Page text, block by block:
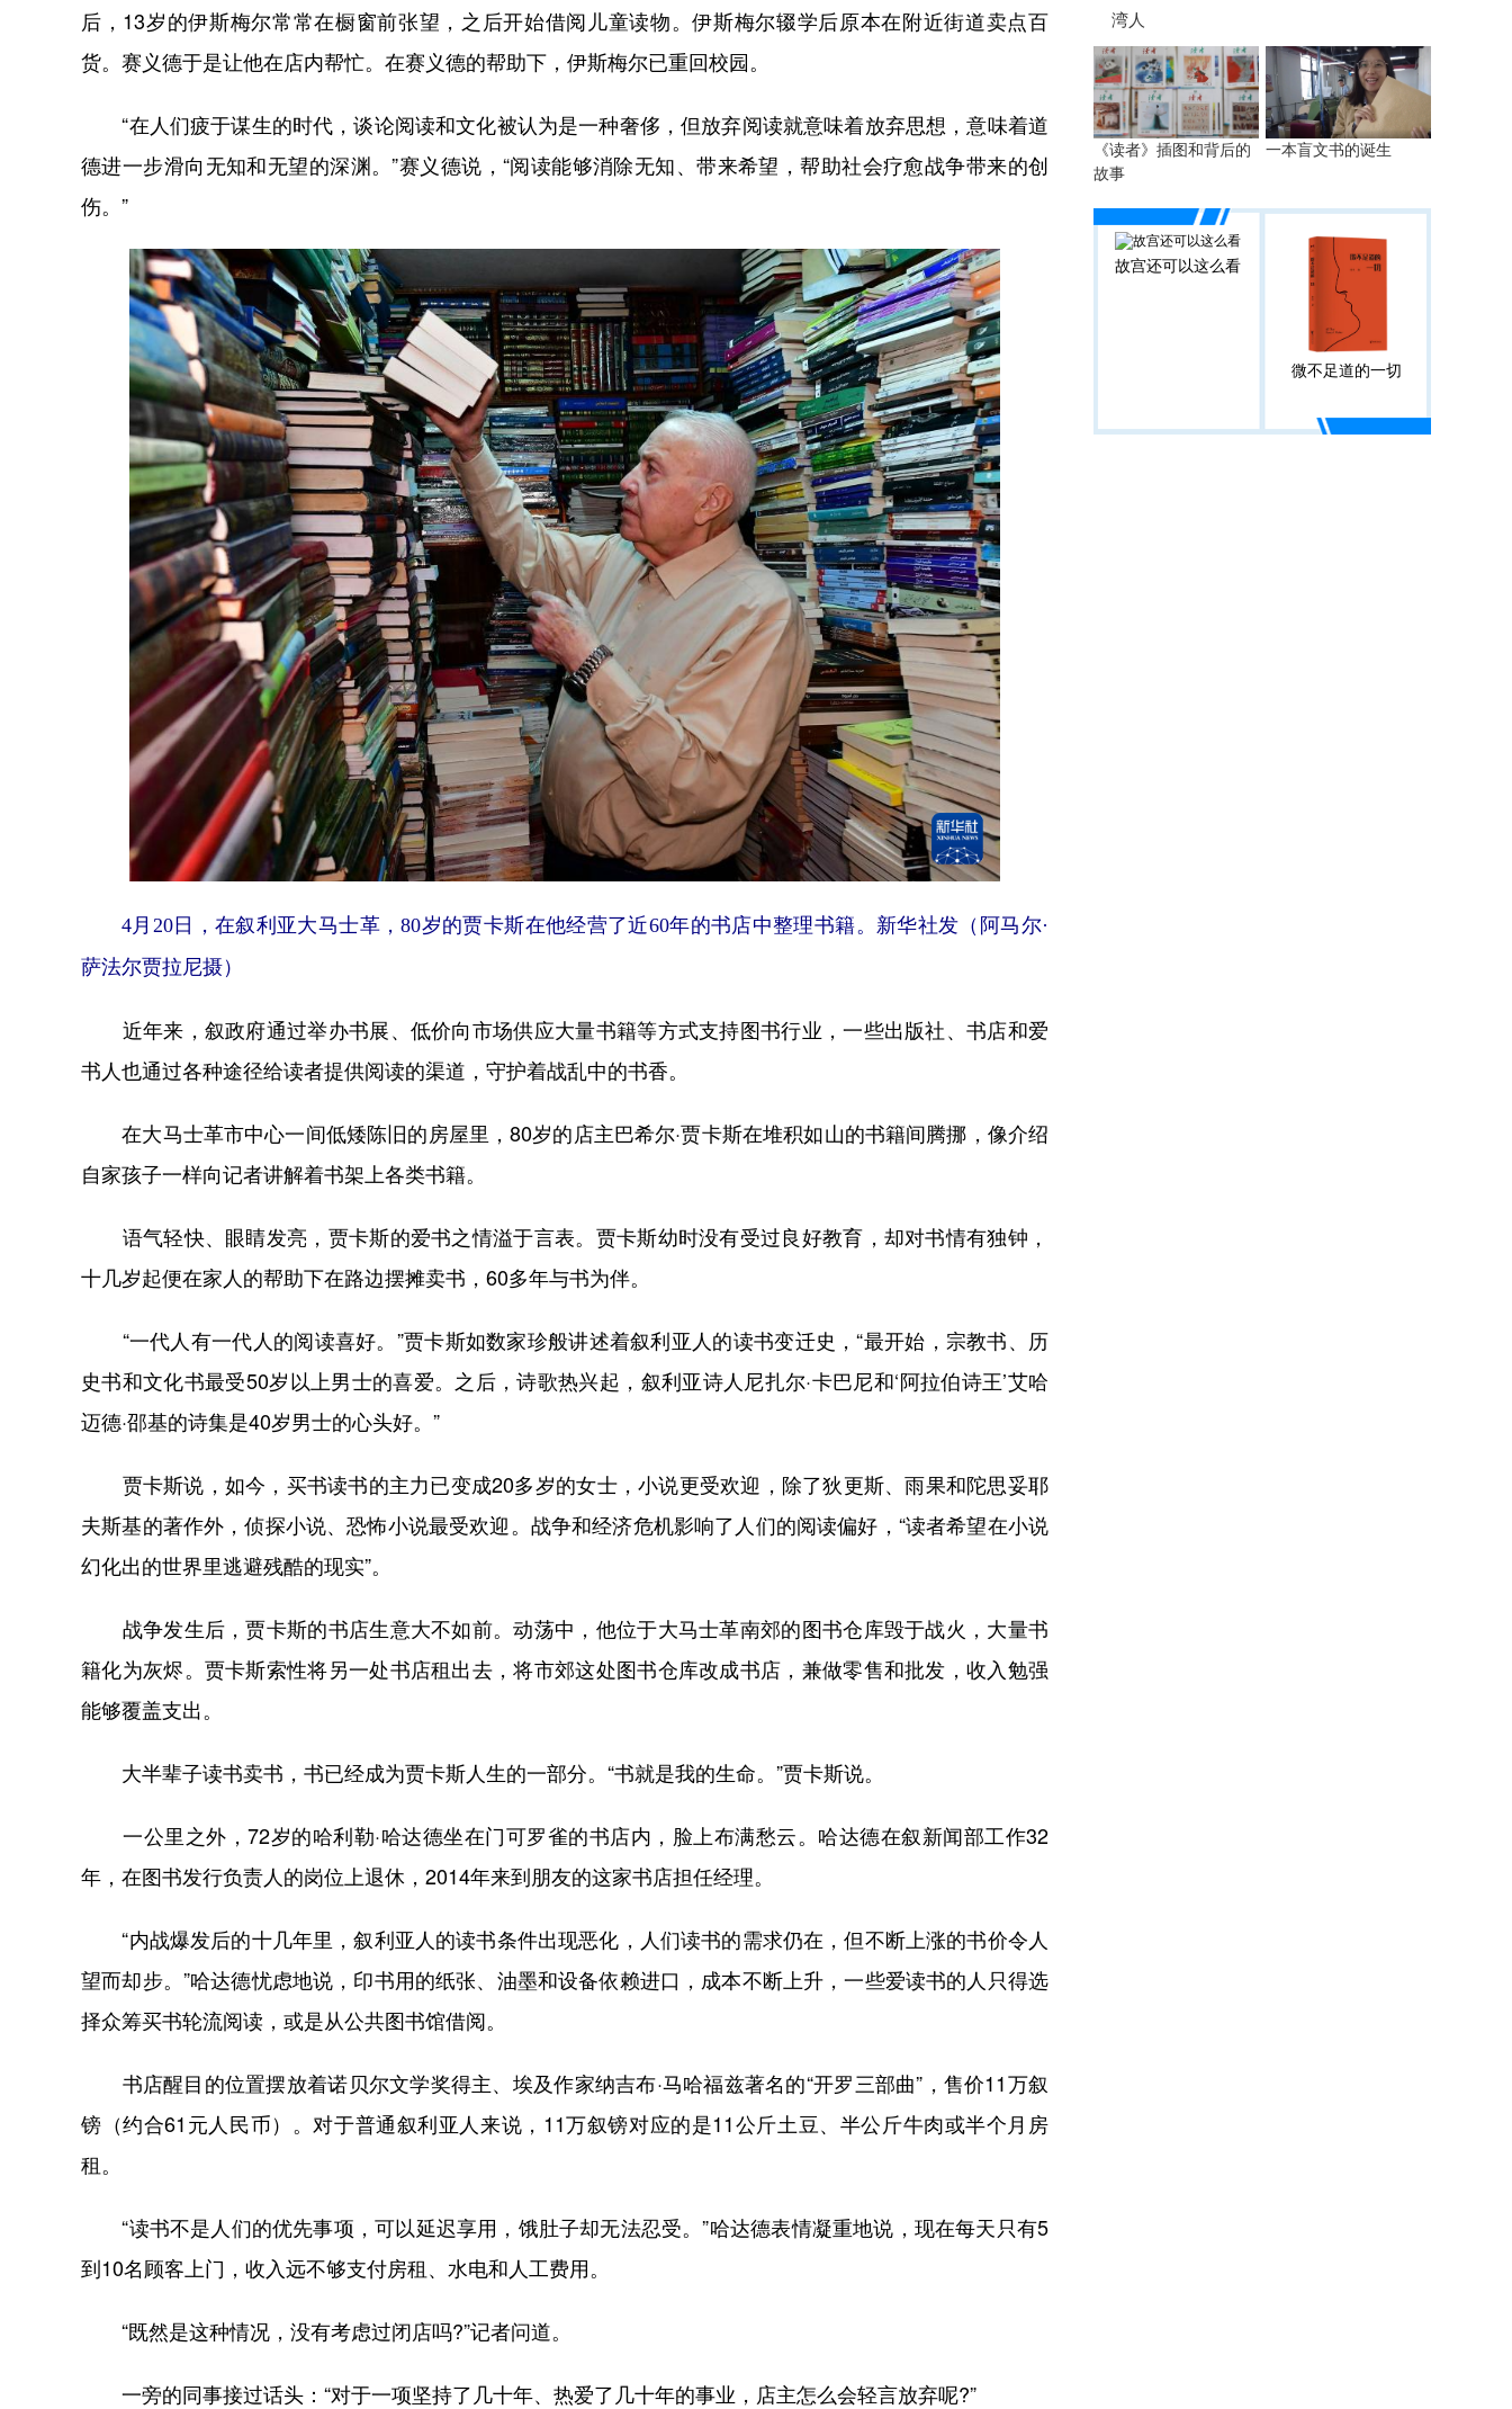
后，13岁的伊斯梅尔常常在橱窗前张望，之后开始借阅儿童读物。伊斯梅尔辍学后原本在附近街道卖点百
货。赛义德于是让他在店内帮忙。在赛义德的帮助下，伊斯梅尔已重回校园。
“在人们疲于谋生的时代，谈论阅读和文化被认为是一种奢侈，但放弃阅读就意味着放弃思想，意味着道
德进一步滑向无知和无望的深渊。”赛义德说，“阅读能够消除无知、带来希望，帮助社会疗愈战争带来的创
伤。”
4月20日，在叙利亚大马士革，80岁的贾卡斯在他经营了近60年的书店中整理书籍。新华社发（阿马尔·
萨法尔贾拉尼摄）
近年来，叙政府通过举办书展、低价向市场供应大量书籍等方式支持图书行业，一些出版社、书店和爱
书人也通过各种途径给读者提供阅读的渠道，守护着战乱中的书香。
在大马士革市中心一间低矮陈旧的房屋里，80岁的店主巴希尔·贾卡斯在堆积如山的书籍间腾挪，像介绍
自家孩子一样向记者讲解着书架上各类书籍。
语气轻快、眼睛发亮，贾卡斯的爱书之情溢于言表。贾卡斯幼时没有受过良好教育，却对书情有独钟，
十几岁起便在家人的帮助下在路边摆摊卖书，60多年与书为伴。
“一代人有一代人的阅读喜好。”贾卡斯如数家珍般讲述着叙利亚人的读书变迁史，“最开始，宗教书、历
史书和文化书最受50岁以上男士的喜爱。之后，诗歌热兴起，叙利亚诗人尼扎尔·卡巴尼和‘阿拉伯诗王’艾哈
迈德·邵基的诗集是40岁男士的心头好。”
贾卡斯说，如今，买书读书的主力已变成20多岁的女士，小说更受欢迎，除了狄更斯、雨果和陀思妥耶
夫斯基的著作外，侦探小说、恐怖小说最受欢迎。战争和经济危机影响了人们的阅读偏好，“读者希望在小说
幻化出的世界里逃避残酷的现实”。
战争发生后，贾卡斯的书店生意大不如前。动荡中，他位于大马士革南郊的图书仓库毁于战火，大量书
籍化为灰烬。贾卡斯索性将另一处书店租出去，将市郊这处图书仓库改成书店，兼做零售和批发，收入勉强
能够覆盖支出。
大半辈子读书卖书，书已经成为贾卡斯人生的一部分。“书就是我的生命。”贾卡斯说。
一公里之外，72岁的哈利勒·哈达德坐在门可罗雀的书店内，脸上布满愁云。哈达德在叙新闻部工作32
年，在图书发行负责人的岗位上退休，2014年来到朋友的这家书店担任经理。
“内战爆发后的十几年里，叙利亚人的读书条件出现恶化，人们读书的需求仍在，但不断上涨的书价令人
望而却步。”哈达德忧虑地说，印书用的纸张、油墨和设备依赖进口，成本不断上升，一些爱读书的人只得选
择众筹买书轮流阅读，或是从公共图书馆借阅。
书店醒目的位置摆放着诺贝尔文学奖得主、埃及作家纳吉布·马哈福兹著名的“开罗三部曲”，售价11万叙
镑（约合61元人民币）。对于普通叙利亚人来说，11万叙镑对应的是11公斤土豆、半公斤牛肉或半个月房
租。
“读书不是人们的优先事项，可以延迟享用，饿肚子却无法忍受。”哈达德表情凝重地说，现在每天只有5
到10名顾客上门，收入远不够支付房租、水电和人工费用。
“既然是这种情况，没有考虑过闭店吗?”记者问道。
一旁的同事接过话头：“对于一项坚持了几十年、热爱了几十年的事业，店主怎么会轻言放弃呢?”
湾人
《读者》插图和背后的
故事
一本盲文书的诞生
故宫还可以这么看
微不足道的一切